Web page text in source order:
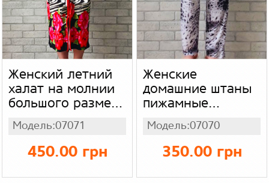
Женский летний
халат на молнии
большого размера
батал, халат с
коротким рукавом
для женщин,
вискоза зебра в
красные розы
Модель:07071
450.00 грн
Женские
домашние штаны
пижамные
большого размера
батал, с
карманами
мрамор) бамбук
Модель:07070
350.00 грн